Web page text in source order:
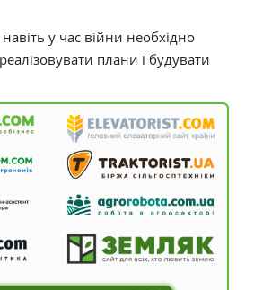
у час війни необхідно
плани і будувати